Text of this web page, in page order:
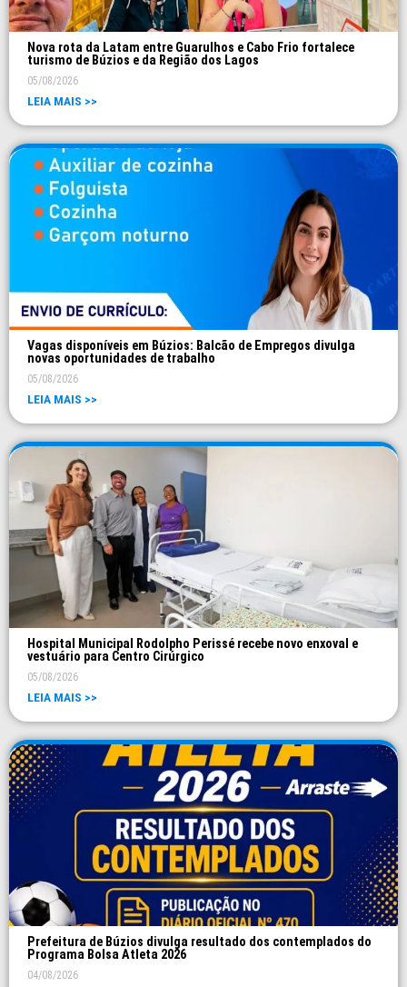
Nova rota da Latam entre Guarulhos e Cabo Frio fortalece
turismo de Búzios e da Região dos Lagos
05/08/2026
LEIA MAIS >>
Vagas disponíveis em Búzios: Balcão de Empregos divulga
novas oportunidades de trabalho
05/08/2026
LEIA MAIS >>
Hospital Municipal Rodolpho Perissé recebe novo enxoval e
vestuário para Centro Cirúrgico
05/08/2026
LEIA MAIS >>
Prefeitura de Búzios divulga resultado dos contemplados do
Programa Bolsa Atleta 2026
04/08/2026